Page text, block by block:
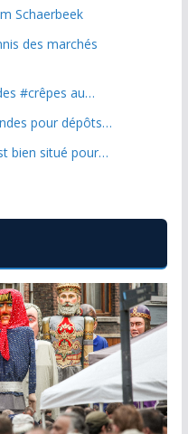
Schaerbeek
des marchés
#crêpes au…
pour dépôts…
bien situé pour…